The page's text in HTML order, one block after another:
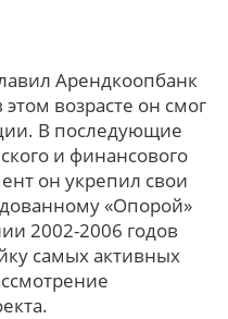
Арендкоопбанк
возрасте он смог
В последующие
и финансового
он укрепил свои
«Опорой»
2002-2006 годов
самых активных